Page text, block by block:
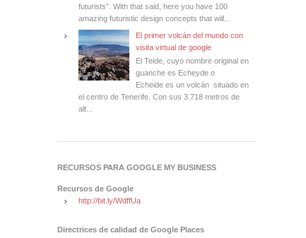
futurists”. With that said, here you have 100
amazing futuristic design concepts that will...
El primer volcán del mundo con
visita virtual de google
El Teide, cuyo nombre original en
guanche es Echeyde o
Echeide es un volcán situado en
el centro de Tenerife. Con sus 3.718 metros de
alt...
RECURSOS PARA GOOGLE MY BUSINESS
Recursos de Google
http://bit.ly/WdffUa
Directrices de calidad de Google Places